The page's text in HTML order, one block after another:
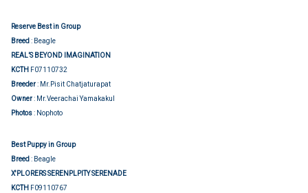
Reserve Best in Group
Breed : Beagle
REAL’S BEYOND IMAGINATION
KCTH F07110732
Breeder: Mr.Pisit Chatjaturapat
Owner: Mr.Veerachai Yamakakul
Photos: Nophoto
Best Puppy in Group
Breed : Beagle
X'PLORERS SERENPLPITY SERENADE
KCTH F09110767